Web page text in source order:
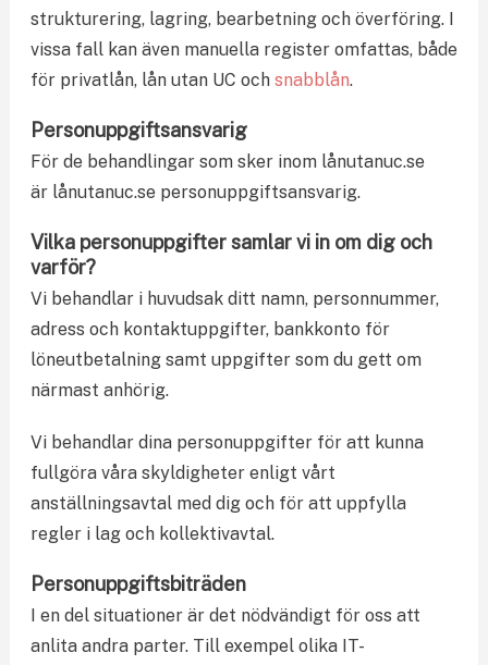
strukturering, lagring, bearbetning och överföring. I
vissa fall kan även manuella register omfattas, både
för privatlån, lån utan UC och snabblån.
Personuppgiftsansvarig
För de behandlingar som sker inom lånutanuc.se
är lånutanuc.se personuppgiftsansvarig.
Vilka personuppgifter samlar vi in om dig och
varför?
Vi behandlar i huvudsak ditt namn, personnummer,
adress och kontaktuppgifter, bankkonto för
löneutbetalning samt uppgifter som du gett om
närmast anhörig.
Vi behandlar dina personuppgifter för att kunna
fullgöra våra skyldigheter enligt vårt
anställningsavtal med dig och för att uppfylla
regler i lag och kollektivavtal.
Personuppgiftsbiträden
I en del situationer är det nödvändigt för oss att
anlita andra parter. Till exempel olika IT-